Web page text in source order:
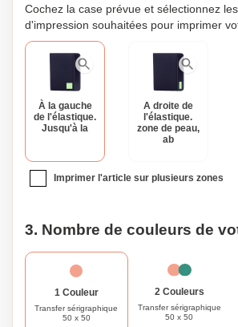
Cochez la case prévue et sélectionnez
d'impression souhaitées pour imprimer
À la gauche
de l'élastique.
Jusqu'à la
A droite de
l'élastique.
zone de peau,
ab
Imprimer l'article sur plusieurs zones
3. Nombre de couleurs de
1 Couleur
Transfer sérigraphique
50 x 50
2 Couleurs
Transfer sérigraphique
50 x 50